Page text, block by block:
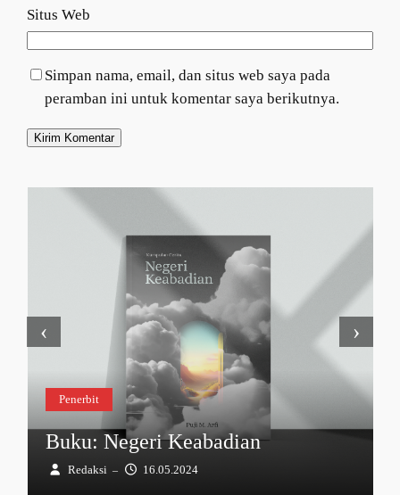
Situs Web
Simpan nama, email, dan situs web saya pada
peramban ini untuk komentar saya berikutnya.
Penerbit
Buku: Negeri Keabadian
Redaksi – 16.05.2024
‹ ›